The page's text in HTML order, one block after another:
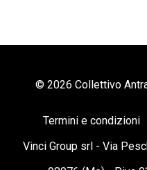
© 2026 Collettivo
Termini e condizioni
Vinci Group srl - Via